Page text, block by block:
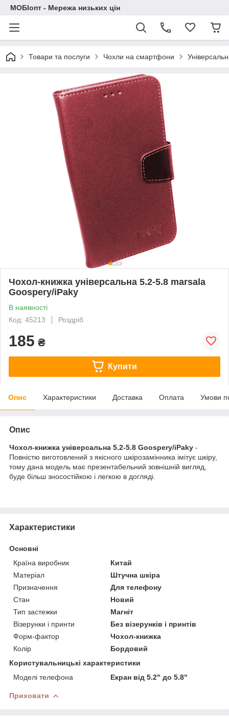
МОБІопт - Мережа низьких цін
Товари та послуги Чохли на смартфони
Чохол-книжка універсальна 5.2-5.8 marsala
Goospery/iPaky
В наявності
Код: 45213
Роздріб
185 ₴
Купити
Опис Характеристики Доставка Оплата Умови
Опис
Чохол-книжка універсальна 5.2-5.8 Goospery/iPaky -
Повністю виготовлений з якісного шкірозамінника імітує шкіру,
тому дана модель має презентабельний зовнішній вигляд,
буде більш зносостійкою і легкою в догляді.
Характеристики
Основні
Країна виробник
Китай
Матеріал
Штучна шкіра
Призначення
Для телефону
Стан
Новий
Тип застежки
Магніт
Візерунки і принти
Без візерунків і принтів
Форм-фактор
Чохол-книжка
Колір
Бордовий
Користувальницькі характеристики
Моделі телефона
Екран від 5.2" до 5.8"
Приховати